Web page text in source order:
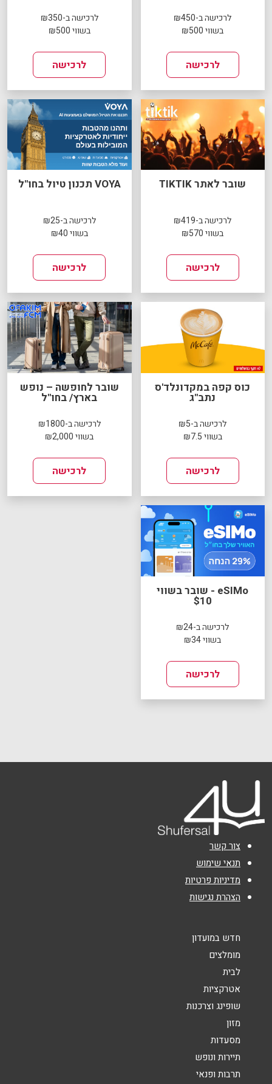
לרכישה ב-₪450
בשווי ₪500
לרכישה
לרכישה ב-₪350
בשווי ₪500
לרכישה
שובר לאתר TIKTIK
לרכישה ב-₪419
בשווי ₪570
לרכישה
VOYA תכנון טיול בחו"ל
לרכישה ב-₪25
בשווי ₪40
לרכישה
כוס קפה במקדונלד'ס
נתב"ג
לרכישה ב-₪5
בשווי ₪7.5
לרכישה
שובר לחופשה – נופש
בארץ/ בחו"ל
לרכישה ב-₪1800
בשווי ₪2,000
לרכישה
eSIMo - שובר בשווי
$10
לרכישה ב-₪24
בשווי ₪34
לרכישה
צור קשר
תנאי שימוש
מדיניות פרטיות
הצהרת נגישות
חדש במועדון
מומלצים
לבית
אטרקציות
שופינג וצרכנות
מזון
מסעדות
תיירות ונופש
תרבות ופנאי